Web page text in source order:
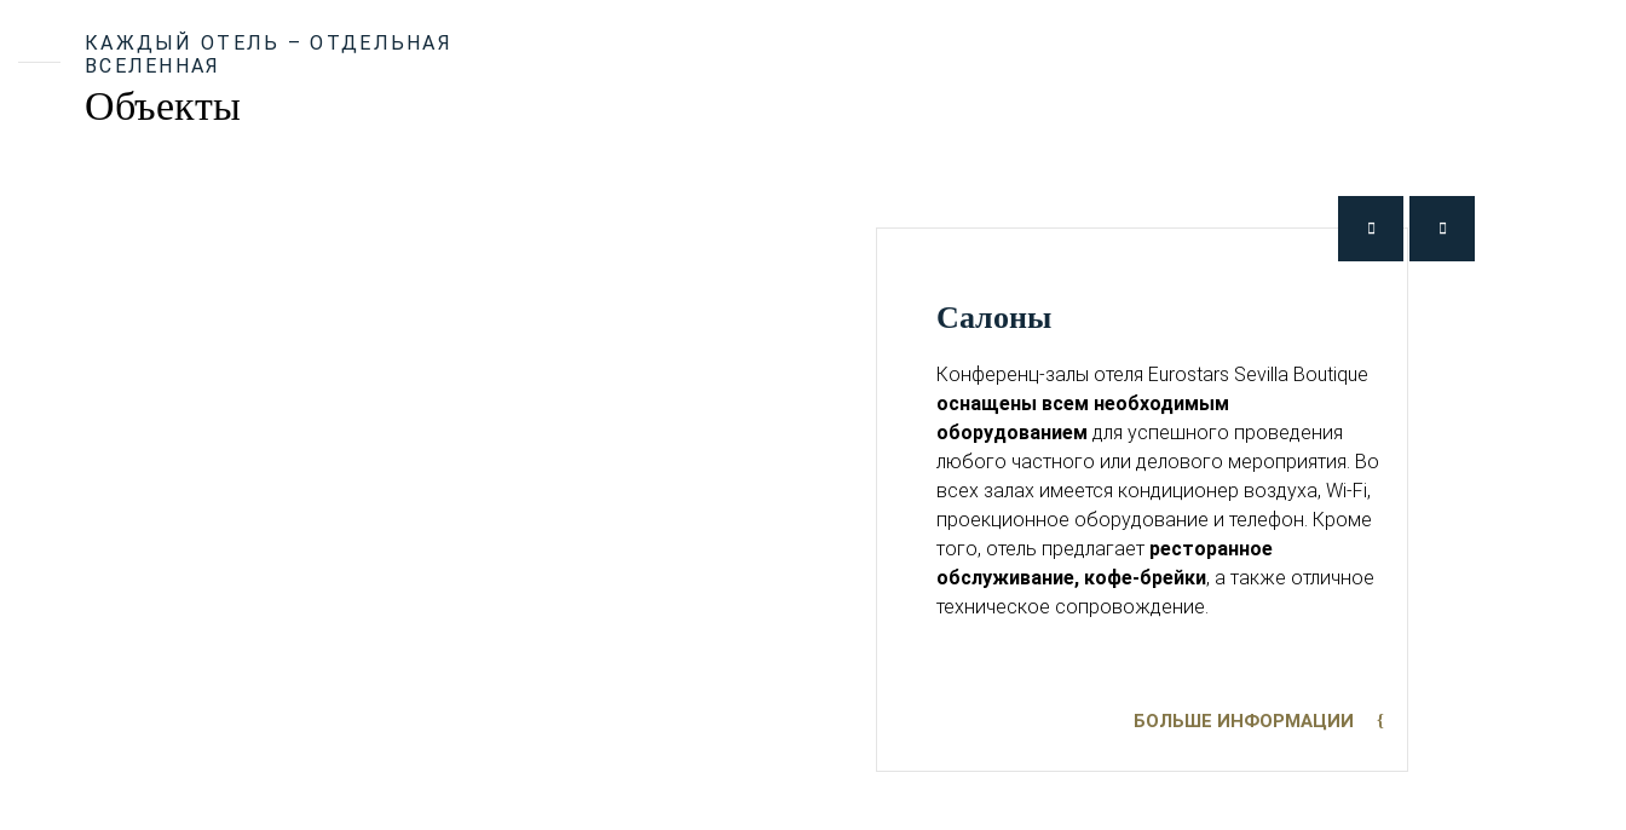
КАЖДЫЙ ОТЕЛЬ – ОТДЕЛЬНАЯ
ВСЕЛЕННАЯ
Объекты
Салоны
Конференц-залы отеля Eurostars Sevilla Boutique
оснащены всем необходимым
оборудованием для успешного проведения
любого частного или делового мероприятия. Во
всех залах имеется кондиционер воздуха, Wi-Fi,
проекционное оборудование и телефон. Кроме
того, отель предлагает ресторанное
обслуживание, кофе-брейки, а также отличное
техническое сопровождение.
БОЛЬШЕ ИНФОРМАЦИИ